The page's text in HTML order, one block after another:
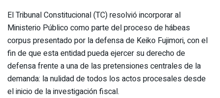
El Tribunal Constitucional (TC) resolvió incorporar al
Ministerio Público como parte del proceso de hábeas
corpus presentado por la defensa de Keiko Fujimori, con el
fin de que esta entidad pueda ejercer su derecho de
defensa frente a una de las pretensiones centrales de la
demanda: la nulidad de todos los actos procesales desde
el inicio de la investigación fiscal.